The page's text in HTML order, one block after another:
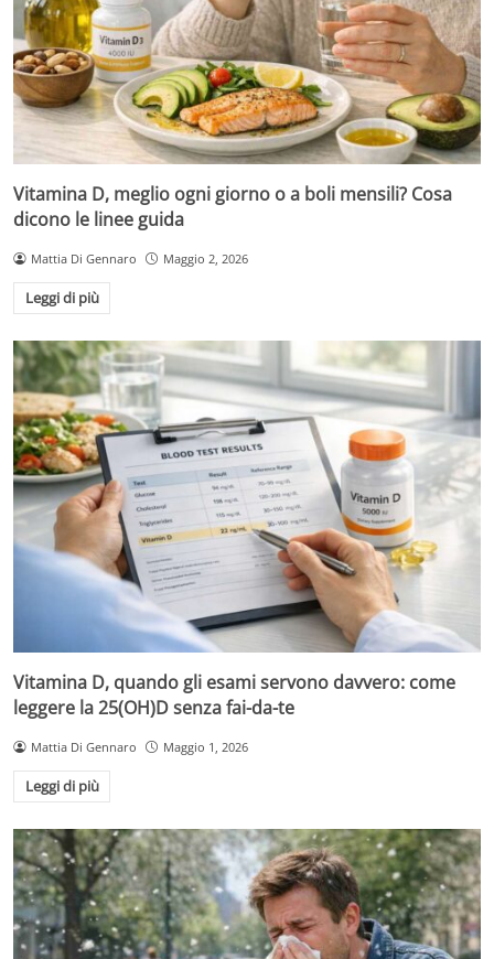
Vitamina D, meglio ogni giorno o a boli mensili? Cosa
dicono le linee guida
Mattia Di Gennaro Maggio 2, 2026
Leggi di più
Vitamina D, quando gli esami servono davvero: come
leggere la 25(OH)D senza fai-da-te
Mattia Di Gennaro Maggio 1, 2026
Leggi di più